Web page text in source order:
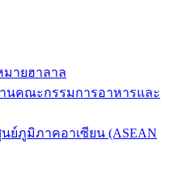
มายฮาลาล
นคณะกรรมการอาหารและ
ย์ภูมิภาคอาเซียน (ASEAN